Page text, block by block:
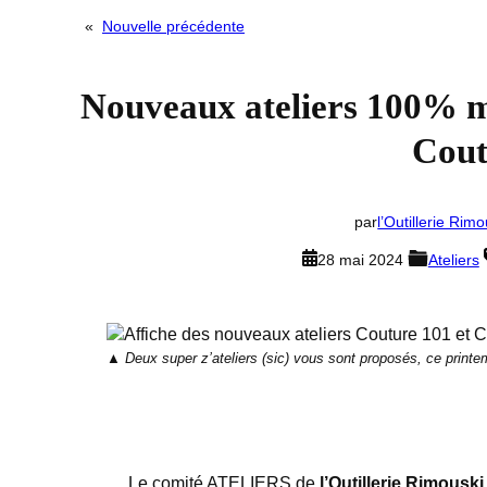
« Nouvelle précédente
Nouveaux ateliers 100%
parl’Outillerie
28 mai 2024 Ateliers
Deux super z’ateliers (sic) vous sont proposés, ce